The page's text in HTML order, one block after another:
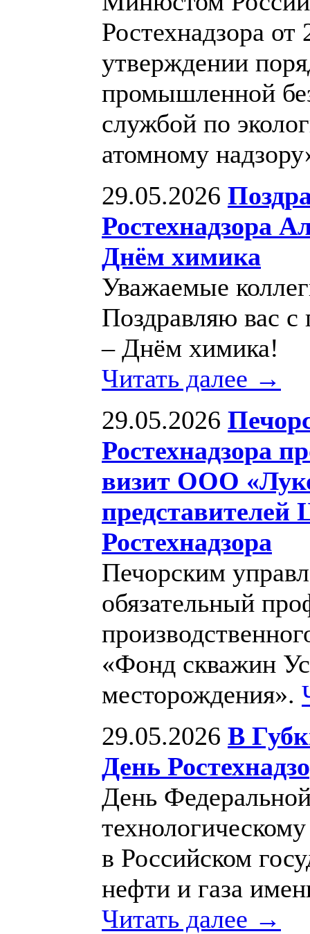
Ростехнадзора
утверждении
промышленной
службой по
атомному
29.05.2026
Ростехнадзора
Днём химика
Уважаемые
Поздравляю вас
– Днём химика!
Читать далее →
29.05.2026
Ростехнадзора
визит ООО
представителей
Ростехнадзора
Печорским
обязательный
«Фонд скважин
месторождения».
29.05.2026 В
День
День
в Российском
нефти и газа
Читать далее →